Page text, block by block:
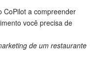
CoPilot a compreender
você precisa de
de um restaurante